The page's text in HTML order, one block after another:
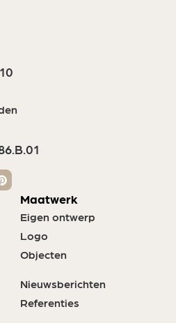
Maatwerk
Eigen ontwerp
Logo
Objecten
Nieuwsberichten
Referenties